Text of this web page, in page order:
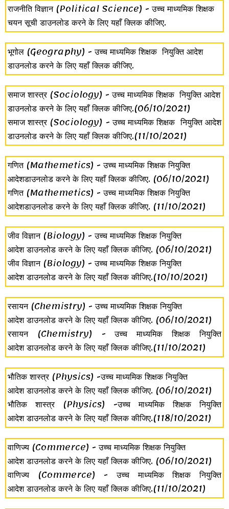
राजनीति विज्ञान (Political Science) - उच्च माध्यमिक शिक्षक
चयन सूची डाउनलोड करने के लिए यहाँ क्लिक कीजिए.
भूगोल (Geography) - उच्च माध्यमिक शिक्षक नियुक्ति आदेश
डाउनलोड करने के लिए यहाँ क्लिक कीजिए.
समाज शास्त्र (Sociology) - उच्च माध्यमिक शिक्षक नियुक्ति आदेश
डाउनलोड करने के लिए यहाँ क्लिक कीजिए.(06/10/2021)
समाज शास्त्र (Sociology) - उच्च माध्यमिक शिक्षक नियुक्ति आदेश
डाउनलोड करने के लिए यहाँ क्लिक कीजिए.(11/10/2021)
गणित (Mathemetics) - उच्च माध्यमिक शिक्षक नियुक्ति
आदेशडाउनलोड करने के लिए यहाँ क्लिक कीजिए. (06/10/2021)
गणित (Mathemetics) - उच्च माध्यमिक शिक्षक नियुक्ति
आदेशडाउनलोड करने के लिए यहाँ क्लिक कीजिए. (11/10/2021)
जीव विज्ञान (Biology) - उच्च माध्यमिक शिक्षक नियुक्ति
आदेश डाउनलोड करने के लिए यहाँ क्लिक कीजिए. (06/10/2021)
जीव विज्ञान (Biology) - उच्च माध्यमिक शिक्षक नियुक्ति
आदेश डाउनलोड करने के लिए यहाँ क्लिक कीजिए.(10/10/2021)
रसायन (Chemistry) - उच्च माध्यमिक शिक्षक नियुक्ति
आदेश डाउनलोड करने के लिए यहाँ क्लिक कीजिए. (06/10/2021)
रसायन (Chemistry) - उच्च माध्यमिक शिक्षक नियुक्ति
आदेश डाउनलोड करने के लिए यहाँ क्लिक कीजिए.(11/10/2021)
भौतिक शास्त्र (Physics) -उच्च माध्यमिक शिक्षक नियुक्ति
आदेश डाउनलोड करने के लिए यहाँ क्लिक कीजिए. (06/10/2021)
भौतिक शास्त्र (Physics) -उच्च माध्यमिक शिक्षक नियुक्ति
आदेश डाउनलोड करने के लिए यहाँ क्लिक कीजिए.(118/10/2021)
वाणिज्य (Commerce) - उच्च माध्यमिक शिक्षक नियुक्ति
आदेश डाउनलोड करने के लिए यहाँ क्लिक कीजिए. (06/10/2021)
वाणिज्य (Commerce) - उच्च माध्यमिक शिक्षक नियुक्ति
आदेश डाउनलोड करने के लिए यहाँ क्लिक कीजिए.(11/10/2021)